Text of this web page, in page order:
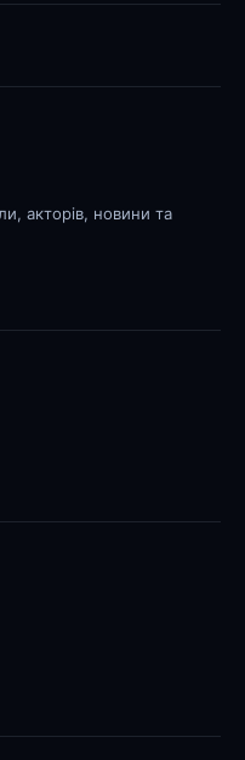
акторів, новини та